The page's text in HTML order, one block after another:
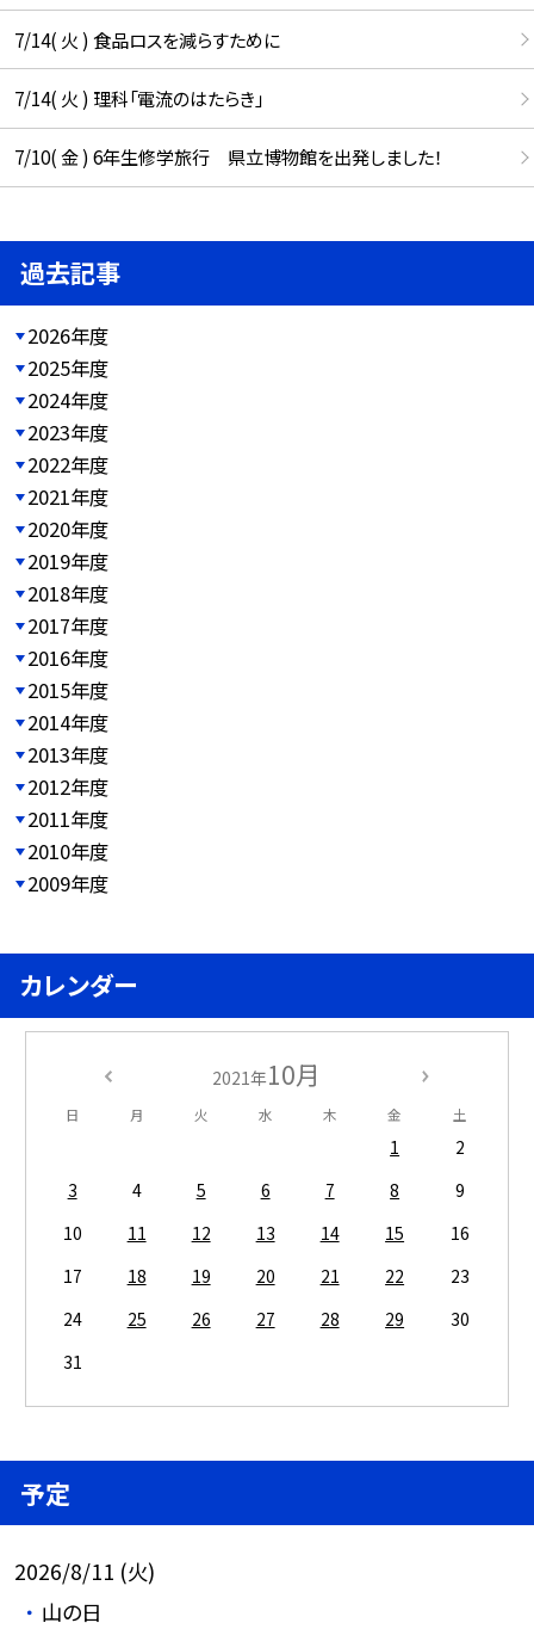
7/14( 火 ) 食品ロスを減らすために
7/14( 火 ) 理科「電流のはたらき」
7/10( 金 ) 6年生修学旅行 県立博物館を出発しました！
過去記事
2026年度
2025年度
2024年度
2023年度
2022年度
2021年度
2020年度
2019年度
2018年度
2017年度
2016年度
2015年度
2014年度
2013年度
2012年度
2011年度
2010年度
2009年度
カレンダー
2021年10月
日 月 火 水 木 金 土
1
2
3
4 5 6 7 8
9
10
11 12 13 14 15
16
17
18 19 20 21 22
23
24
25 26 27 28 29
30
31
予定
2026/8/11 (火)
山の日